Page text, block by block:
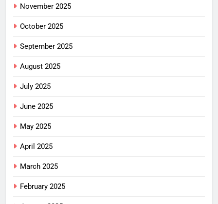
November 2025
October 2025
September 2025
August 2025
July 2025
June 2025
May 2025
April 2025
March 2025
February 2025